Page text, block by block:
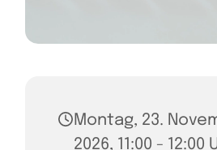
Montag, 23.
2026, 11:00 - 12:00